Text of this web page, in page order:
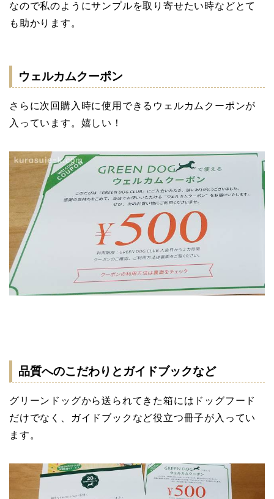
なので私のようにサンプルを取り寄せたい時などとて
も助かります。
ウェルカムクーポン
さらに次回購入時に使用できるウェルカムクーポンが
入っています。嬉しい！
品質へのこだわりとガイドブックなど
グリーンドッグから送られてきた箱にはドッグフード
だけでなく、ガイドブックなど役立つ冊子が入ってい
ます。